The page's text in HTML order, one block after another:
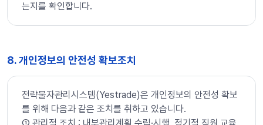
는지를 확인합니다.
8. 개인정보의 안전성 확보조치
전략물자관리시스템(Yestrade)은 개인정보의 안전성 확보
를 위해 다음과 같은 조치를 취하고 있습니다.